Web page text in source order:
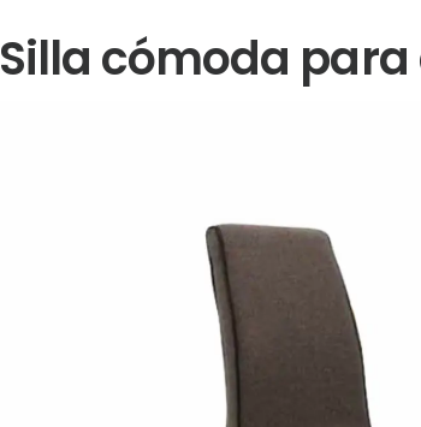
Silla cómoda